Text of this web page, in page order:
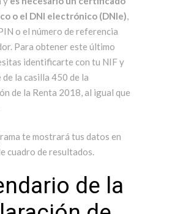
o el DNI electrónico (DNIe),
o el número de referencia
Para obtener este último
identificarte con tu NIF y
la casilla 450 de la
de la Renta 2018, al igual que
te mostrará tus datos en
cuadro de resultados.
de la